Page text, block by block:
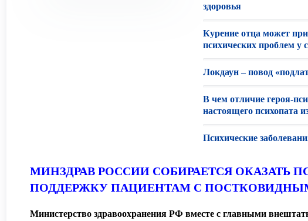
здоровья
Курение отца может
психических проблем у
Локдаун – повод
В чем отличие героя-
настоящего психопата
Психические
МИНЗДРАВ РОССИИ СОБИРАЕТСЯ ОКАЗАТЬ
ПОДДЕРЖКУ ПАЦИЕНТАМ С
Министерство здравоохранения РФ вместе с главными